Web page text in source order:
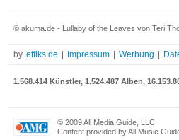
© akuma.de - Lullaby of the Leaves von Teri
by effiks.de Impressum Werbung
1.568.414 Künstler, 1.524.487 Alben,
© 2009 All Media Guide, LLC
Content provided by All Music